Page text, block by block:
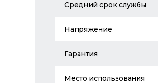
Средний срок службы
Напряжение
Гарантия
Место использования